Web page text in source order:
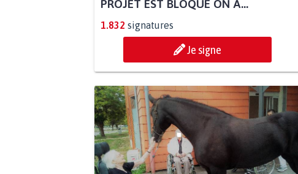
PROJET EST BLOQUÉ ON A...
1.832 signatures
Je signe